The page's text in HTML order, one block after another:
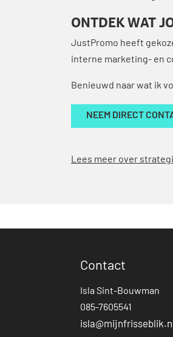
ONTDEK WAT
JustPromo heeft
interne marketing- en
Benieuwd naar wat ik
NEEM DIRECT
Lees meer over
Contact
Isla Sint-Bouwman
085-7605541
isla@mijnfrisseblik.nl